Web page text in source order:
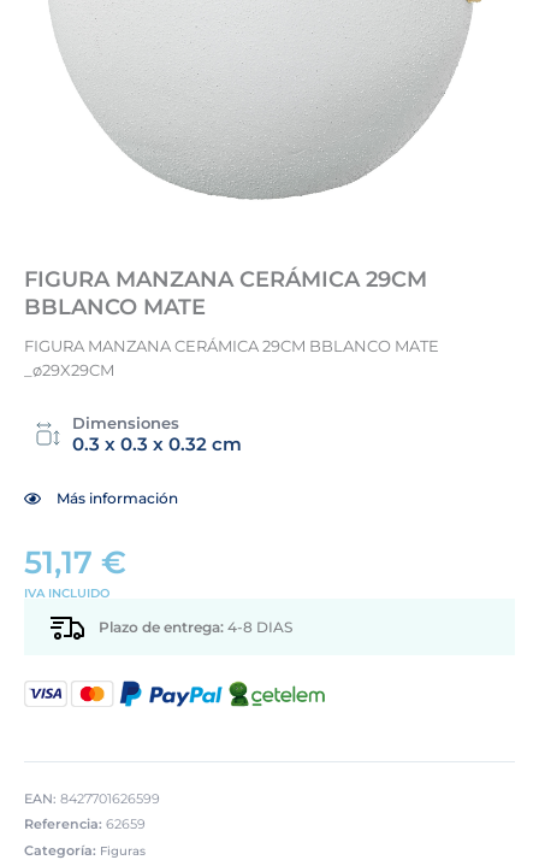
FIGURA MANZANA CERÁMICA 29CM
BBLANCO MATE
FIGURA MANZANA CERÁMICA 29CM BBLANCO MATE
_ø29X29CM
Dimensiones
0.3 x 0.3 x 0.32 cm
Más información
51,17 €
IVA INCLUIDO
Plazo de entrega: 4-8 DIAS
EAN: 8427701626599
Referencia: 62659
Categoría: Figuras